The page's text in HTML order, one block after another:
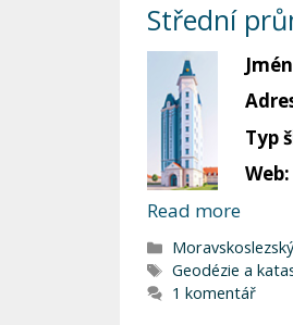
Střední
Typ
Web:
Read more
Rubriky
Štítky
Geodézie a
1 komentář